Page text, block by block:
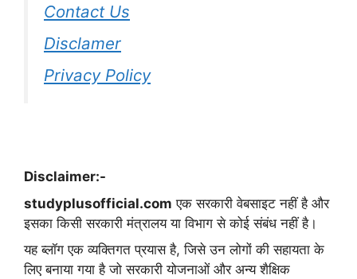
Contact Us
Disclamer
Privacy Policy
Disclaimer:-
studyplusofficial.com एक सरकारी वेबसाइट नहीं है और
इसका किसी सरकारी मंत्रालय या विभाग से कोई संबंध नहीं है।
यह ब्लॉग एक व्यक्तिगत प्रयास है, जिसे उन लोगों की सहायता के
लिए बनाया गया है जो सरकारी योजनाओं और अन्य शैक्षिक